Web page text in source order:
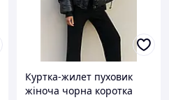
Куртка-жилет пуховик
жіноча чорна коротка